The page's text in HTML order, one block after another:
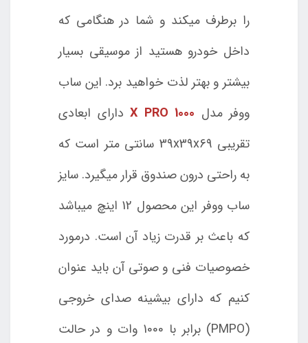
را برطرف میکند و شما در هنگامی که
داخل خودرو هستید از موسیقی بسیار
بیشتر و بهتر لذت خواهید برد. این ساب
ووفر مدل X PRO 1000 دارای ابعادی
تقریبی 39x39x69 سانتی متر است که
به راحتی درون صندوق قرار میگیرد. سایز
ساب ووفر این محصول 12 اینچ میباشد
که باعث بر قدرت زیاد آن است. درمورد
خصوصیات فنی و صوتی آن باید عنوان
کنیم که دارای بیشینه صدای خروجی
(PMPO) برابر با 1000 وات و در حالت